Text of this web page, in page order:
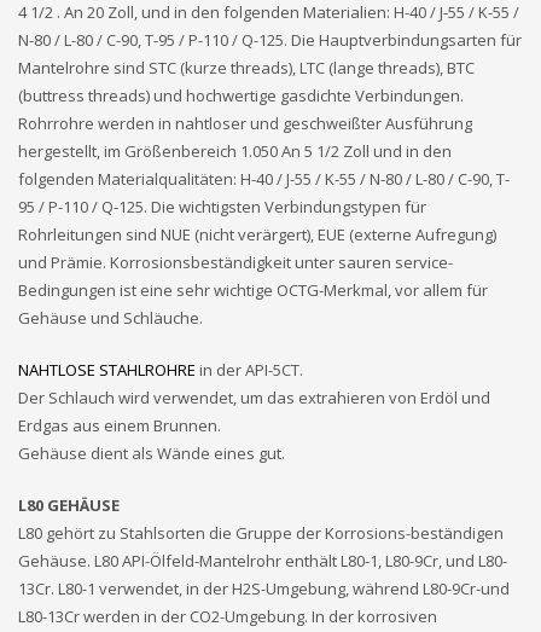
4 1/2 . An 20 Zoll, und in den folgenden Materialien: H-40 / J-55 / K-55 /
N-80 / L-80 / C-90, T-95 / P-110 / Q-125. Die Hauptverbindungsarten für
Mantelrohre sind STC (kurze threads), LTC (lange threads), BTC
(buttress threads) und hochwertige gasdichte Verbindungen.
Rohrrohre werden in nahtloser und geschweißter Ausführung
hergestellt, im Größenbereich 1.050 An 5 1/2 Zoll und in den
folgenden Materialqualitäten: H-40 / J-55 / K-55 / N-80 / L-80 / C-90, T-
95 / P-110 / Q-125. Die wichtigsten Verbindungstypen für
Rohrleitungen sind NUE (nicht verärgert), EUE (externe Aufregung)
und Prämie. Korrosionsbeständigkeit unter sauren service-
Bedingungen ist eine sehr wichtige OCTG-Merkmal, vor allem für
Gehäuse und Schläuche.
NAHTLOSE STAHLROHRE in der API-5CT.
Der Schlauch wird verwendet, um das extrahieren von Erdöl und
Erdgas aus einem Brunnen.
Gehäuse dient als Wände eines gut.
L80 GEHÄUSE
L80 gehört zu Stahlsorten die Gruppe der Korrosions-beständigen
Gehäuse. L80 API-Ölfeld-Mantelrohr enthält L80-1, L80-9Cr, und L80-
13Cr. L80-1 verwendet, in der H2S-Umgebung, während L80-9Cr-und
L80-13Cr werden in der CO2-Umgebung. In der korrosiven